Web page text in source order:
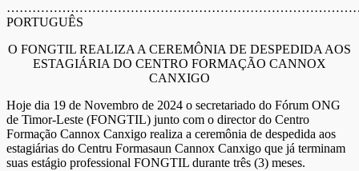
PORTUGUÊS
O FONGTIL REALIZA A CEREMÔNIA DE DESPEDIDA AOS
ESTAGIÁRIA DO CENTRO FORMAÇÃO CANNOX
CANXIGO
Hoje dia 19 de Novembro de 2024 o secretariado do Fórum ONG
de Timor-Leste (FONGTIL) junto com o director do Centro
Formação Cannox Canxigo realiza a ceremônia de despedida aos
estagiárias do Centru Formasaun Cannox Canxigo que já terminam
suas estágio professional FONGTIL durante três (3) meses.